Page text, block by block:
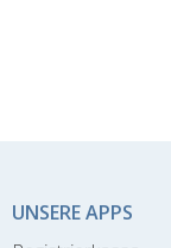
UNSERE APPS